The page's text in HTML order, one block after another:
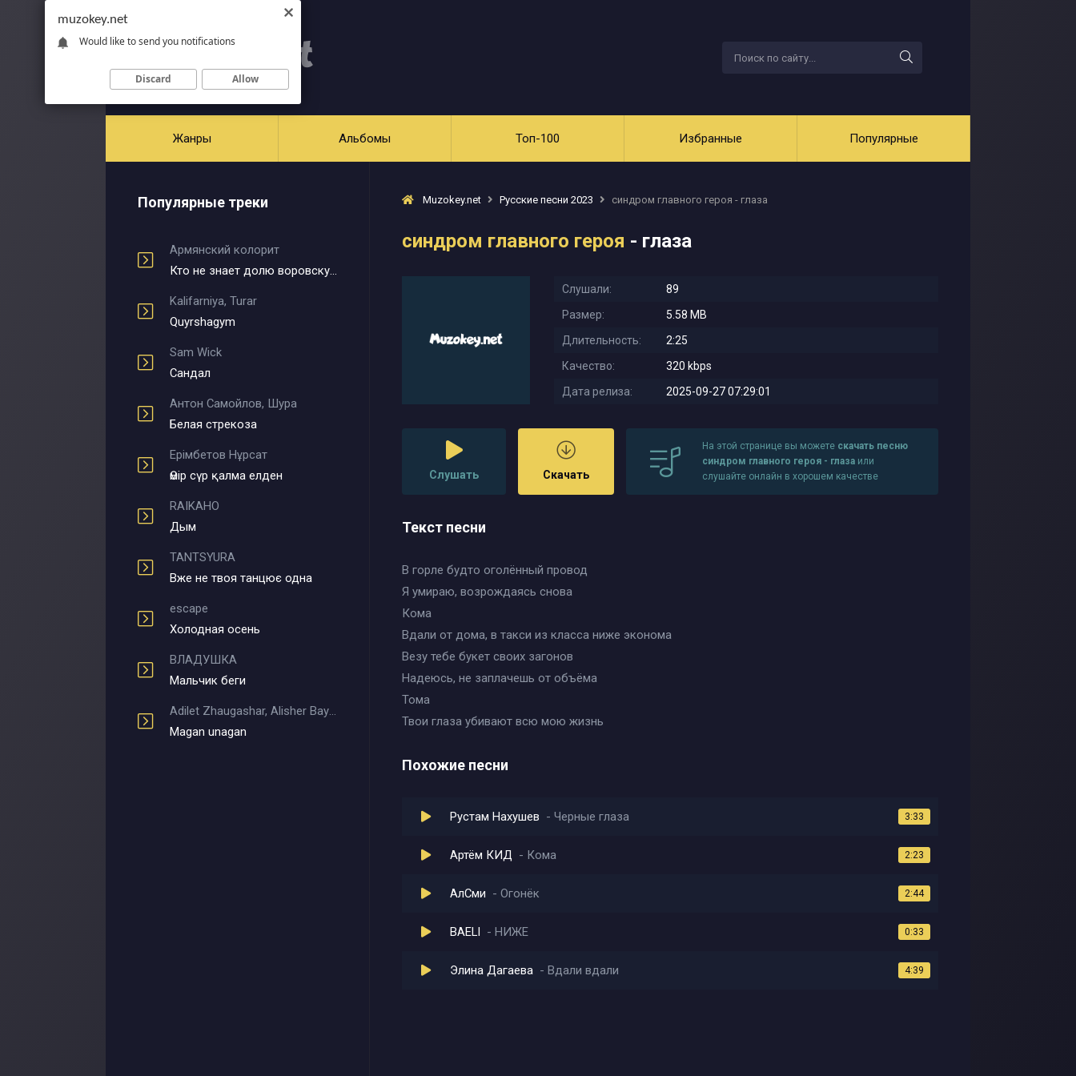
Жанры Альбомы Топ-100 Избранные Популярные
Популярные треки
Армянский колорит
Кто не знает долю воровскую
Kalifarniya, Turar
Quyrshagym
Sam Wick
Сандал
Антон Самойлов, Шура
Белая стрекоза
Ерімбетов Нұрсат
Өмір сүр қалма елден
RAIKAHO
Дым
TANTSYURA
Вже не твоя танцює одна
escape
Холодная осень
ВЛАДУШКА
Мальчик беги
Adilet Zhaugashar, Alisher Bayniyazov
Magan unagan
Muzokey.net Русские песни 2023 синдром главного героя - глаза
синдром главного героя - глаза
Слушали:
89
Размер:
5.58 MB
Длительность:
2:25
Качество:
320 kbps
Дата релиза:
2025-09-27 07:29:01
Слушать Скачать
На этой странице вы можете скачать песню
синдром главного героя - глаза или
слушайте онлайн в хорошем качестве
Текст песни
В горле будто оголённый провод
Я умираю, возрождаясь снова
Кома
Вдали от дома, в такси из класса ниже эконома
Везу тебе букет своих загонов
Надеюсь, не заплачешь от объёма
Тома
Твои глаза убивают всю мою жизнь
Похожие песни
Рустам Нахушев Черные глаза 3:33
Артём КИД Кома 2:23
АлСми Огонёк 2:44
BAELI НИЖЕ 0:33
Элина Дагаева Вдали вдали 4:39
muzokey.net
Would like to send you notifications
Discard Allow